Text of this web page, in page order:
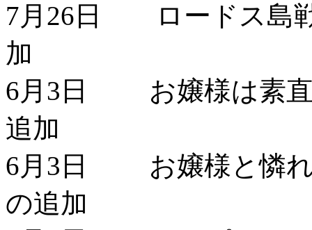
7月26日 ロードス島
加
6月3日 お嬢様は素直
追加
6月3日 お嬢様と憐れ
の追加